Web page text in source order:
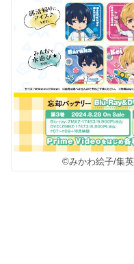
©みかわ絵子/集